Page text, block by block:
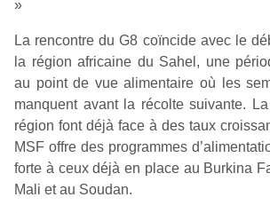
»
La rencontre du G8 coïncide avec le
la région africaine du Sahel, une
au point de vue alimentaire où les
manquent avant la récolte suivante.
région font déjà face à des taux
MSF offre des programmes
forte à ceux déjà en place au Burkina
Mali et au Soudan.
apprentissage…